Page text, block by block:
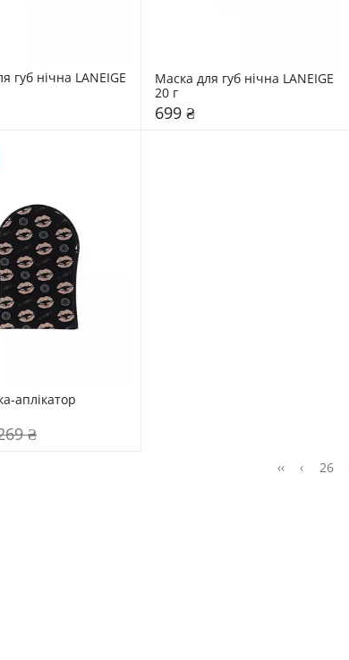
губ нічна LANEIGE
Маска для губ нічна LANEIGE
20 г
699 ₴
аплікатор
₴
‹‹ ‹ 26